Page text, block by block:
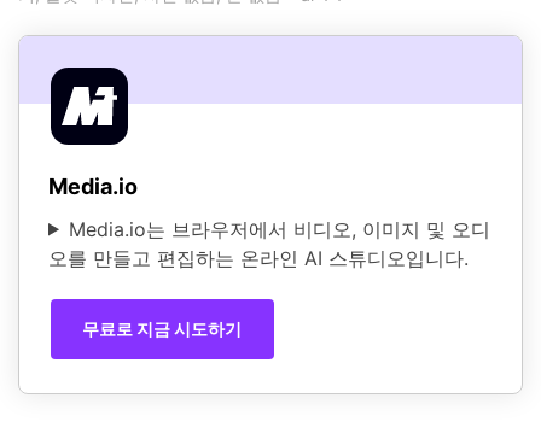
Media.io
Media.io는 브라우저에서 비디오, 이미지 및 오디
오를 만들고 편집하는 온라인 AI 스튜디오입니다.
무료로 지금 시도하기